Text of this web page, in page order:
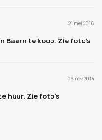
21 mei 2016
Baarn te koop. Zie foto's
26 nov 2014
huur. Zie foto's